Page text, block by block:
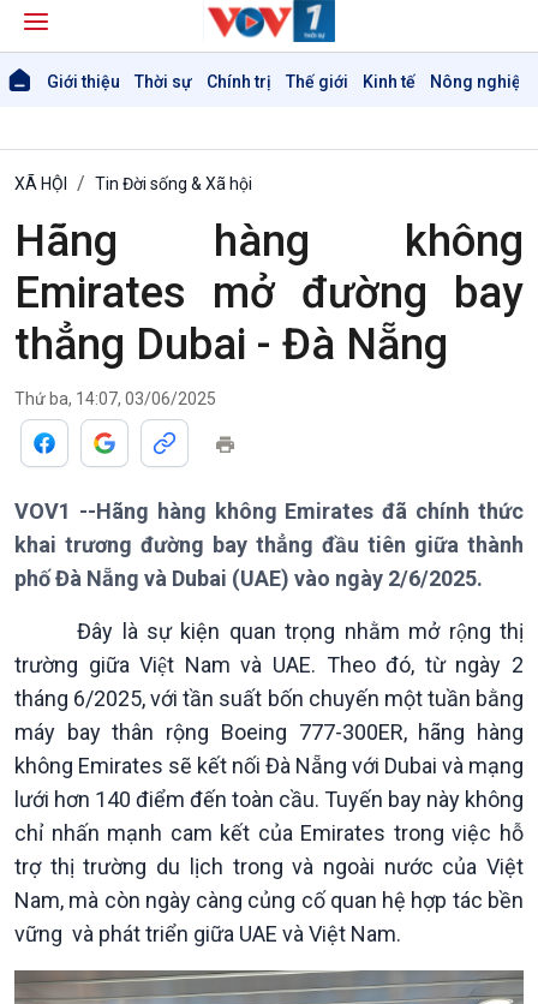
Giới thiệu Thời sự Chính trị Thế giới Kinh tế Nông nghiệp
Giới thiệu
Thời sự
Thời sự 12h
Thời sự 18h
Thời sự 21h30
Bản tin
Chuyên mục
Theo dòng Thời sự
XÃ HỘI Tin Đời sống & Xã hội
Hãng hàng không
Emirates mở đường bay
thẳng Dubai - Đà Nẵng
Thứ ba, 14:07, 03/06/2025
VOV1 --Hãng hàng không Emirates đã chính thức
khai trương đường bay thẳng đầu tiên giữa thành
phố Đà Nẵng và Dubai (UAE) vào ngày 2/6/2025.
Đây là sự kiện quan trọng nhằm mở rộng thị
trường giữa Việt Nam và UAE. Theo đó, từ ngày 2
tháng 6/2025, với tần suất bốn chuyến một tuần bằng
máy bay thân rộng Boeing 777-300ER, hãng hàng
không Emirates sẽ kết nối Đà Nẵng với Dubai và mạng
lưới hơn 140 điểm đến toàn cầu. Tuyến bay này không
chỉ nhấn mạnh cam kết của Emirates trong việc hỗ
trợ thị trường du lịch trong và ngoài nước của Việt
Nam, mà còn ngày càng củng cố quan hệ hợp tác bền
vững và phát triển giữa UAE và Việt Nam.